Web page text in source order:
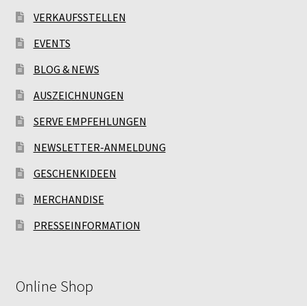
VERKAUFSSTELLEN
EVENTS
BLOG & NEWS
AUSZEICHNUNGEN
SERVE EMPFEHLUNGEN
NEWSLETTER-ANMELDUNG
GESCHENKIDEEN
MERCHANDISE
PRESSEINFORMATION
Online Shop